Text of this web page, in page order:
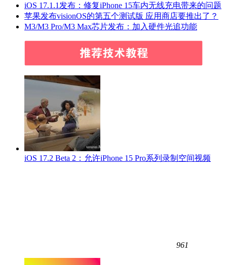
iOS 17.1.1发布：修复iPhone 15车内无线充电带来的问题
苹果发布visionOS的第五个测试版 应用商店要推出了？
M3/M3 Pro/M3 Max芯片发布：加入硬件光追功能
iOS 17.2 Beta 2：允许iPhone 15 Pro系列录制空间视频
961